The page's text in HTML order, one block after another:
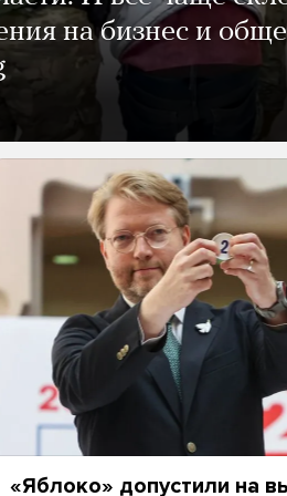
на бизнес и
«Яблоко» допустили на